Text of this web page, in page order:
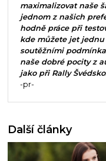
maximalizovat naše
jednom z našich
hodně práce při
kde můžete jet jednu
soutěžními
naše dobré pocity z
jako při Rally
-pr-
Další články